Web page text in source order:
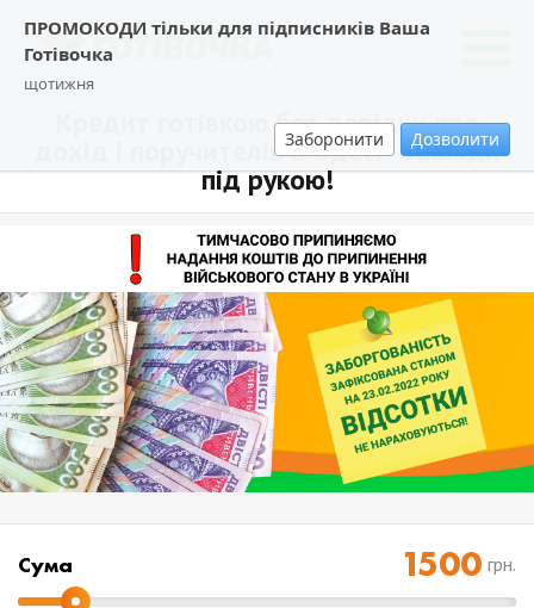
ПРОМОКОДИ тільки для підписників Ваша
Готівочка
щотижня
Заборонити Дозволити
Кредит готівкою без довідки про
дохід і поручителів в Одесі - завжди
під рукою!
Cума грн.